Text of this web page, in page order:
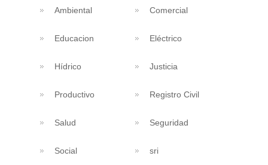
Ambiental Comercial
Educacion Eléctrico
Hídrico Justicia
Productivo Registro Civil
Salud Seguridad
Social sri